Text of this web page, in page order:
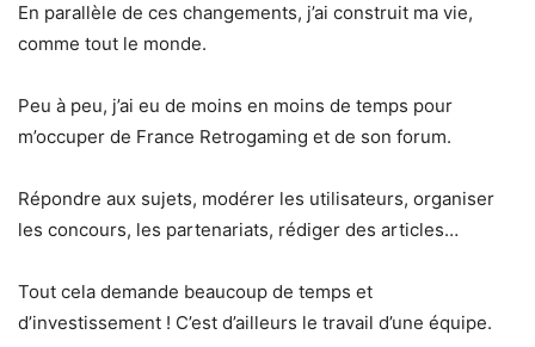
En parallèle de ces changements, j’ai construit ma vie,
comme tout le monde.
Peu à peu, j’ai eu de moins en moins de temps pour
m’occuper de France Retrogaming et de son forum.
Répondre aux sujets, modérer les utilisateurs, organiser
les concours, les partenariats, rédiger des articles…
Tout cela demande beaucoup de temps et
d’investissement ! C’est d’ailleurs le travail d’une équipe.